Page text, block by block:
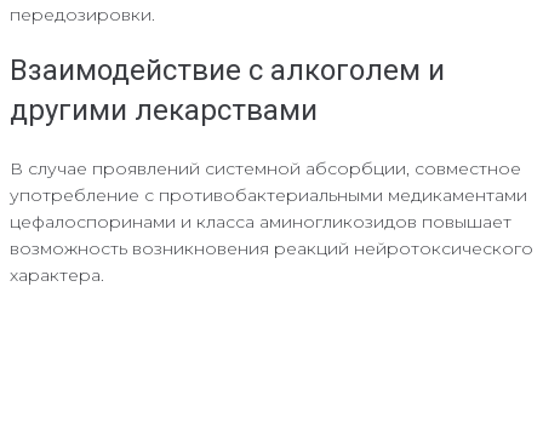
передозировки.
Взаимодействие с алкоголем и
другими лекарствами
В случае проявлений системной абсорбции, совместное
употребление с противобактериальными медикаментами
цефалоспоринами и класса аминогликозидов повышает
возможность возникновения реакций нейротоксического
характера.